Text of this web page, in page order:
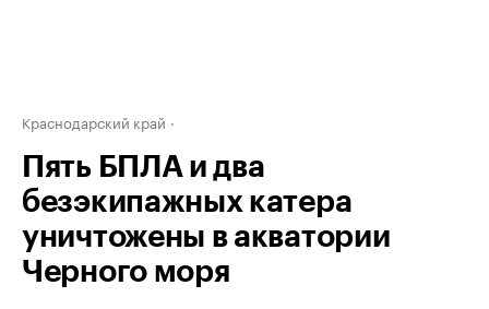
Краснодарский край
Пять БПЛА и два
безэкипажных катера
уничтожены в акватории
Черного моря